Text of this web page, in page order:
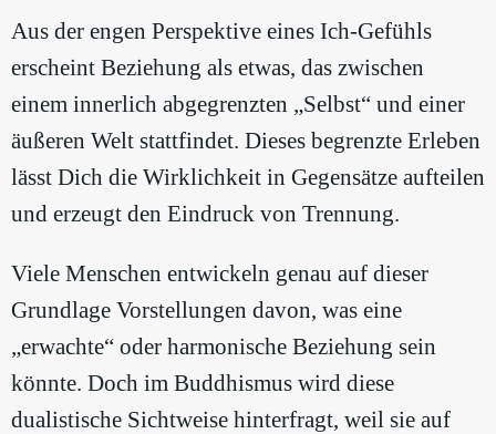
Aus der engen Perspektive eines Ich-Gefühls
erscheint Beziehung als etwas, das zwischen
einem innerlich abgegrenzten „Selbst“ und einer
äußeren Welt stattfindet. Dieses begrenzte Erleben
lässt Dich die Wirklichkeit in Gegensätze aufteilen
und erzeugt den Eindruck von Trennung.
Viele Menschen entwickeln genau auf dieser
Grundlage Vorstellungen davon, was eine
„erwachte“ oder harmonische Beziehung sein
könnte. Doch im Buddhismus wird diese
dualistische Sichtweise hinterfragt, weil sie auf